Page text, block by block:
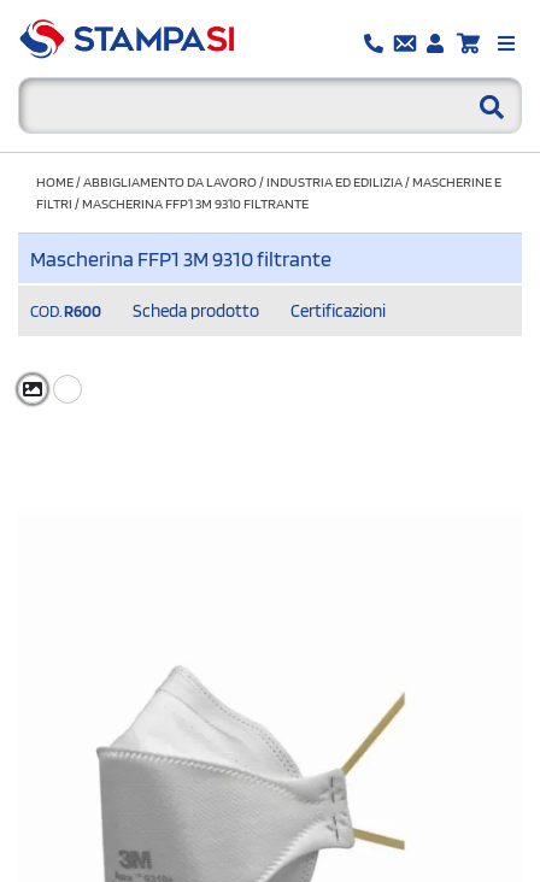
HOME/ABBIGLIAMENTO DA LAVORO/INDUSTRIA ED EDILIZIA/MASCHERINE E
FILTRI /MASCHERINA FFP1 3M 9310 FILTRANTE
Mascherina FFP1 3M 9310 filtrante
COD. R600 Scheda prodotto Certificazioni